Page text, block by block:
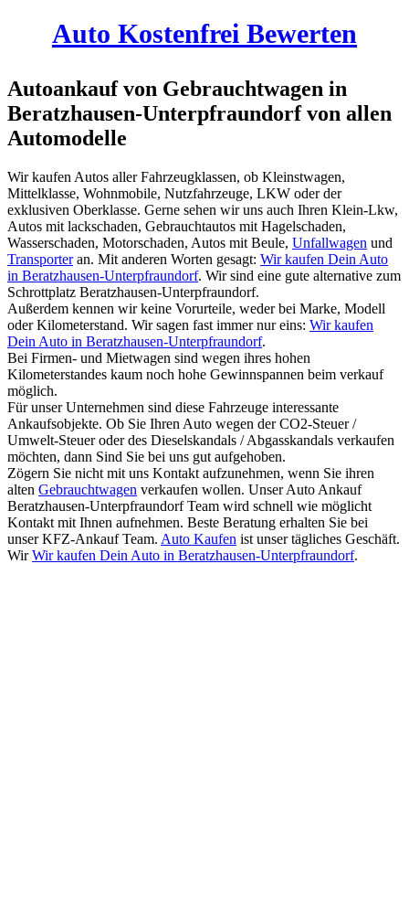
Auto Kostenfrei Bewerten
Autoankauf von Gebrauchtwagen in
Beratzhausen-Unterpfraundorf von allen
Automodelle
Wir kaufen Autos aller Fahrzeugklassen, ob Kleinstwagen,
Mittelklasse, Wohnmobile, Nutzfahrzeuge, LKW oder der
exklusiven Oberklasse. Gerne sehen wir uns auch Ihren Klein-Lkw,
Autos mit lackschaden, Gebrauchtautos mit Hagelschaden,
Wasserschaden, Motorschaden, Autos mit Beule, Unfallwagen und
Transporteran. Mit anderen Worten gesagt: Wir kaufen Dein Auto
in Beratzhausen-Unterpfraundorf. Wir sind eine gute alternative zum
Schrottplatz Beratzhausen-Unterpfraundorf.
Außerdem kennen wir keine Vorurteile, weder bei Marke, Modell
oder Kilometerstand. Wir sagen fast immer nur eins: Wir kaufen
Dein Auto in Beratzhausen-Unterpfraundorf.
Bei Firmen- und Mietwagen sind wegen ihres hohen
Kilometerstandes kaum noch hohe Gewinnspannen beim verkauf
möglich.
Für unser Unternehmen sind diese Fahrzeuge interessante
Ankaufsobjekte. Ob Sie Ihren Auto wegen der CO2-Steuer /
Umwelt-Steuer oder des Dieselskandals / Abgasskandals verkaufen
möchten, dann Sind Sie bei uns gut aufgehoben.
Zögern Sie nicht mit uns Kontakt aufzunehmen, wenn Sie ihren
alten Gebrauchtwagen verkaufen wollen. Unser Auto Ankauf
Beratzhausen-Unterpfraundorf Team wird schnell wie möglicht
Kontakt mit Ihnen aufnehmen. Beste Beratung erhalten Sie bei
unser KFZ-Ankauf Team. Auto Kaufen ist unser tägliches Geschäft.
WirWir kaufen Dein Auto in Beratzhausen-Unterpfraundorf.